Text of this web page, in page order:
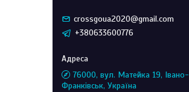
crossgoua2020@gmail.com
+380633600776
76000, вул. Матейка 19, Івано-
Франківськ, Україна